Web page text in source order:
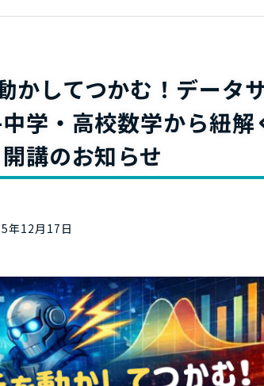
かしてつかむ！データ
学・高校数学から紐解
講のお知らせ
年12月17日